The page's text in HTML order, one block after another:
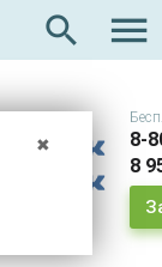
search 
✖
8-
8